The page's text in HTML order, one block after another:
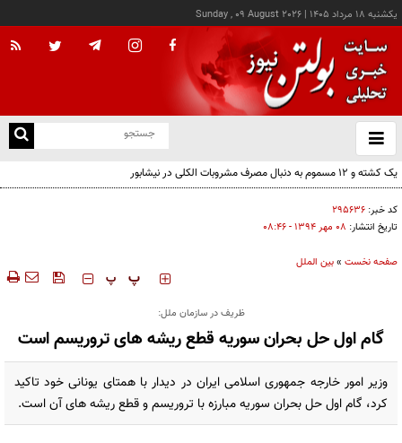
يکشنبه ۱۸ مرداد ۱۴۰۵ |
Sunday , 09 August 2026
باز
و
یک کشته و ۱۲ مسموم به دنبال مصرف مشروبات الکلی در نیشابور
کد خبر: ۲۹۵۶۳۶
تاریخ انتشار: ۰۸ مهر ۱۳۹۴ - ۰۸:۴۶
صفحه نخست »بین الملل
‍‍‍ پ پ
ظریف در سازمان ملل:
گام اول حل بحران سوریه قطع ریشه های تروریسم است
وزیر امور خارجه جمهوری اسلامی ایران در دیدار با همتای یونانی خود تاکید
کرد، گام اول حل بحران سوریه مبارزه با تروریسم و قطع ریشه های آن است.